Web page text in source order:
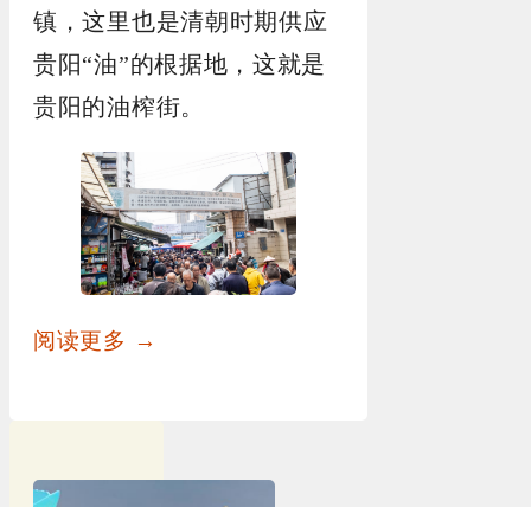
镇，这里也是清朝时期供应
贵阳“油”的根据地，这就是
贵阳的油榨街。
阅读更多 →